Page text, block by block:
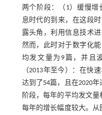
两个阶段：（1）缓慢增
息时代的到来，在这段
露头角，利用信息技术
然而，此时对于数字化
均发文量为9篇，并且
（2013年至今）：在快
达到了54篇，且在2020
阶段，每年的平均发文量
每年的增长幅度较大。从